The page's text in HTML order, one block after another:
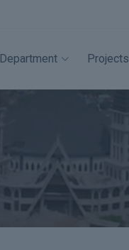
Department Projects